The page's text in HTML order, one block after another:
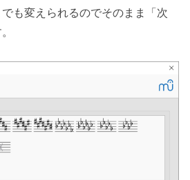
も変えられるのでそのまま「次